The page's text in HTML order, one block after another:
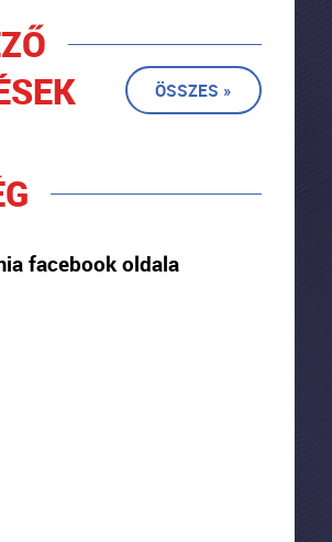
ÖSSZES »
facebook oldala